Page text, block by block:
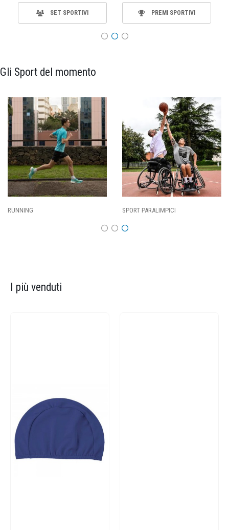
SET SPORTIVI PREMI SPORTIVI
Gli Sport del momento
SPORT PARALIMPICI
I più venduti